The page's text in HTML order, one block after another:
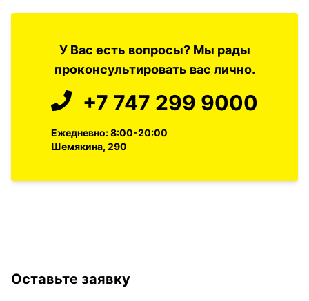
У Вас есть вопросы? Мы рады
проконсультировать вас лично.
+7 747 299 9000
Ежедневно: 8:00-20:00
Шемякина, 290
Оставьте заявку